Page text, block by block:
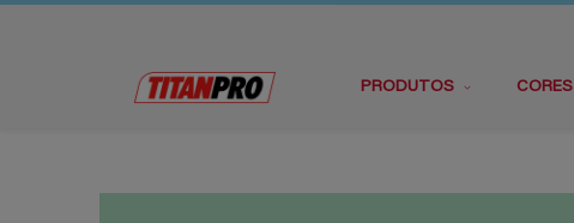
PRODUTOS CORES